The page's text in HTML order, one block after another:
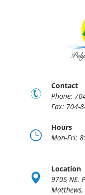
Contact
Phone:
Fax: 704-
Hours
Mon-Fri:
Location
9705 NE.
Matthews,